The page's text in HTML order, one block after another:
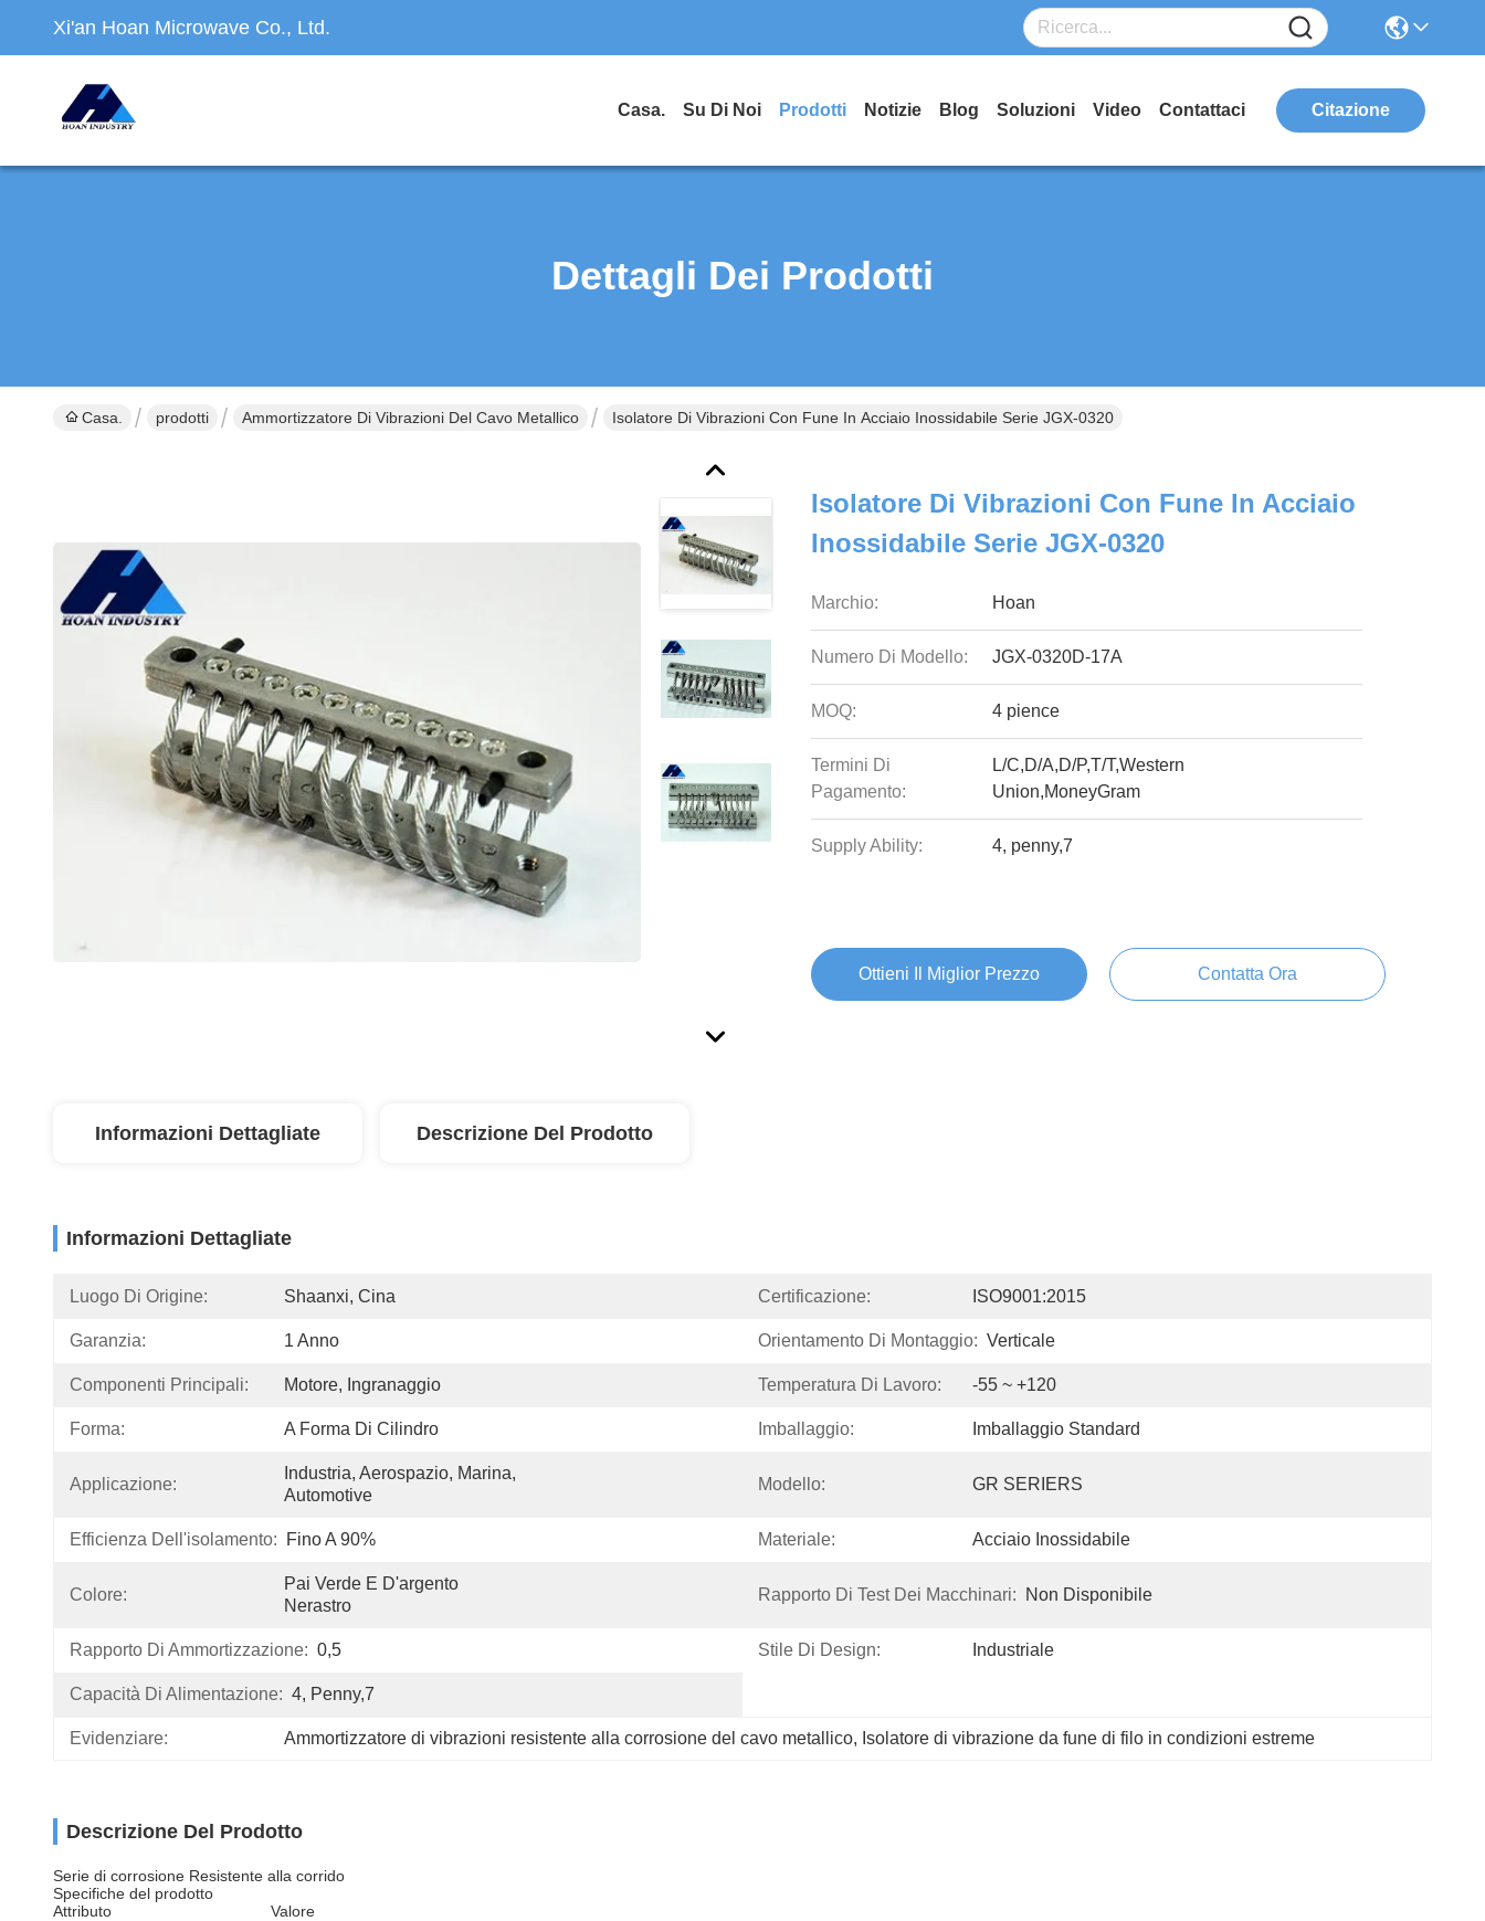
Xi'an Hoan Microwave Co., Ltd.
Casa. Su Di Noi Prodotti Notizie Blog Soluzioni Video Contattaci Citazione
Dettagli Dei Prodotti
Casa. prodotti Ammortizzatore Di Vibrazioni Del Cavo Metallico Isolatore Di Vibrazioni Con Fune In Acciaio Inossidabile Serie JGX-0320
Isolatore Di Vibrazioni Con Fune In Acciaio
Inossidabile Serie JGX-0320
Marchio: Hoan
Numero Di Modello: JGX-0320D-17A
MOQ: 4 pience
Termini Di
Pagamento:
L/C,D/A,D/P,T/T,Western
Union,MoneyGram
Supply Ability: 4, penny,7
Ottieni Il Miglior Prezzo Contatta Ora
Informazioni Dettagliate Descrizione Del Prodotto
Informazioni Dettagliate
Luogo Di Origine: Shaanxi, Cina Certificazione: ISO9001:2015
Garanzia: 1 Anno Orientamento Di Montaggio: Verticale
Componenti Principali: Motore, Ingranaggio Temperatura Di Lavoro: -55 ~ +120
Forma: A Forma Di Cilindro Imballaggio: Imballaggio Standard
Applicazione:
Industria, Aerospazio, Marina,
Automotive
Modello: GR SERIERS
Efficienza Dell'isolamento: Fino A 90% Materiale: Acciaio Inossidabile
Colore:
Pai Verde E D'argento
Nerastro
Rapporto Di Test Dei Macchinari: Non Disponibile
Rapporto Di Ammortizzazione: 0,5 Stile Di Design: Industriale
Capacità Di Alimentazione: 4, Penny,7
Evidenziare: Ammortizzatore di vibrazioni resistente alla corrosione del cavo metallico, Isolatore di vibrazione da fune di filo in condizioni estreme
Descrizione Del Prodotto
Serie di corrosione Resistente alla corrido
Specifiche del prodotto
Attributo
Valore